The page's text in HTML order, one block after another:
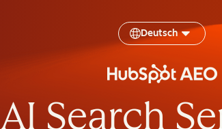
Deutsch
AI Search